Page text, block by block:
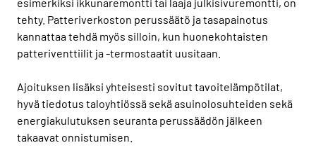
tehty. Patteriverkoston perussäätö ja tasapainotus
kannattaa tehdä myös silloin, kun huonekohtaisten
patteriventtiilit ja -termostaatit uusitaan.
Ajoituksen lisäksi yhteisesti sovitut tavoitelämpötilat,
hyvä tiedotus taloyhtiössä sekä asuinolosuhteiden sekä
energiakulutuksen seuranta perussäädön jälkeen
takaavat onnistumisen.